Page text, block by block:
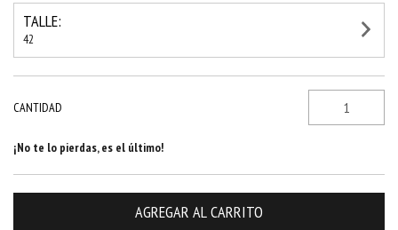
TALLE:
42
CANTIDAD
¡No te lo pierdas, es el último!